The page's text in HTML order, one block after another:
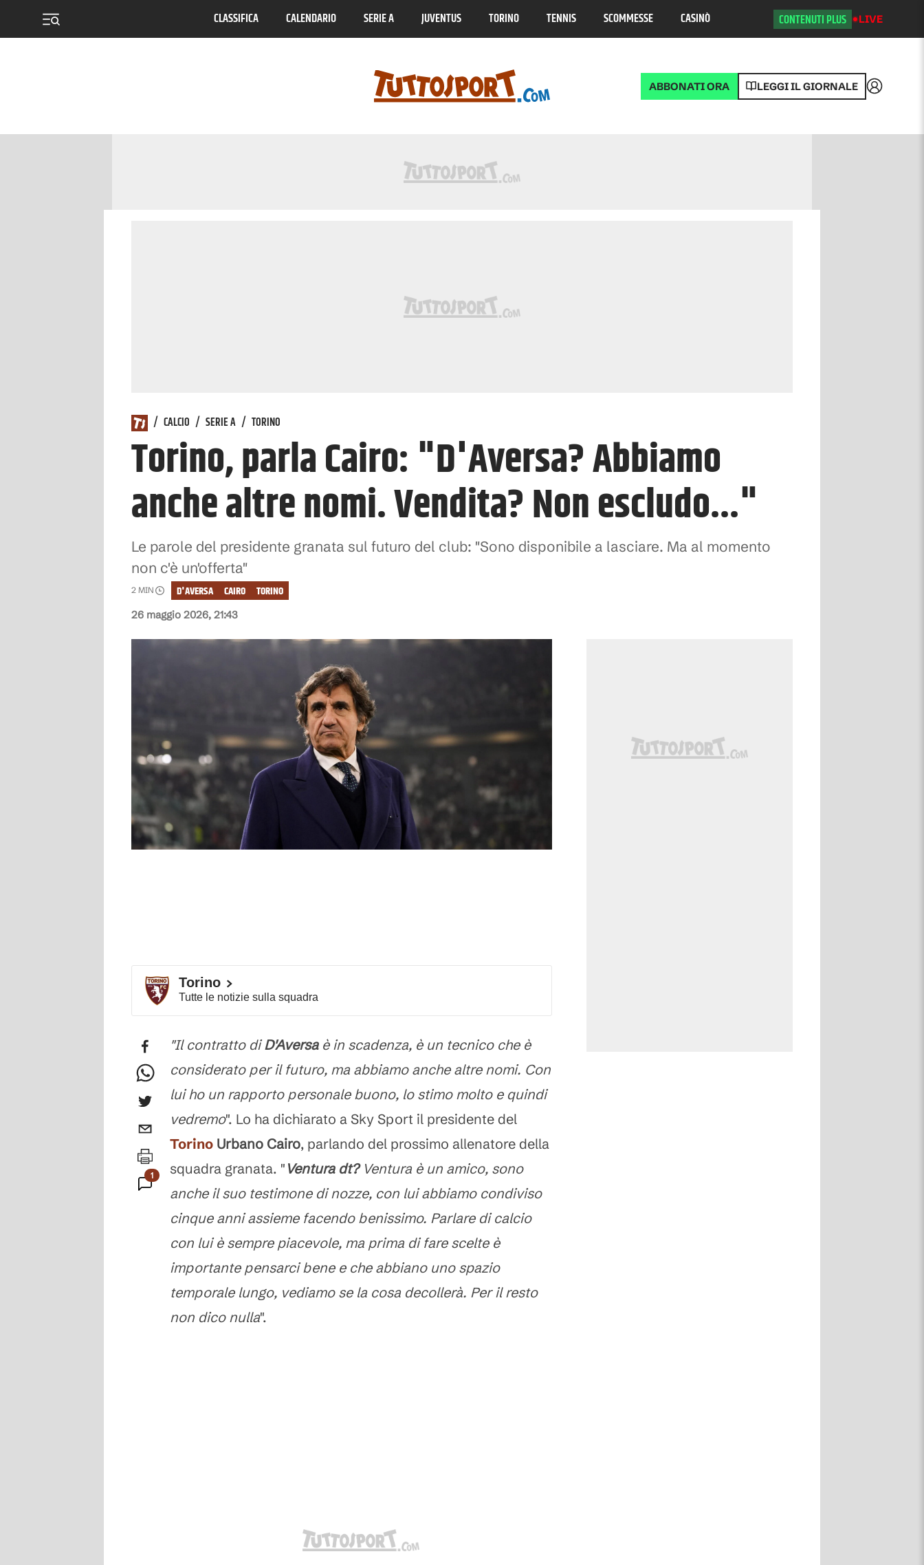
CLASSIFICA CALENDARIO SERIE A JUVENTUS TORINO TENNIS SCOMMESSE CASINÒ CONTENUTI PLUS LIVE
ABBONATI ORA LEGGI IL GIORNALE Accedi
/ CALCIO / SERIE A / TORINO
Torino, parla Cairo: "D'Aversa? Abbiamo
anche altre nomi. Vendita? Non escludo..."
Le parole del presidente granata sul futuro del club: "Sono disponibile a lasciare. Ma al momento
non c'è un'offerta"
26 maggio 2026, 21:43
2 MIN TORINO
CAIRO
D'AVERSA
Torino
Tutte le notizie sulla squadra
1
Commento
"Il contratto diD'Aversaè in scadenza, è un tecnico che è
considerato per il futuro, ma abbiamo anche altre nomi. Con
lui ho un rapporto personale buono, lo stimo molto e quindi
vedremo". Lo ha dichiarato a Sky Sport il presidente del
Torino Urbano Cairo, parlando del prossimo allenatore della
squadra granata. " Ventura dt?Ventura è un amico, sono
anche il suo testimone di nozze, con lui abbiamo condiviso
cinque anni assieme facendo benissimo. Parlare di calcio
con lui è sempre piacevole, ma prima di fare scelte è
importante pensarci bene e che abbiano uno spazio
temporale lungo, vediamo se la cosa decollerà. Per il resto
non dico nulla".